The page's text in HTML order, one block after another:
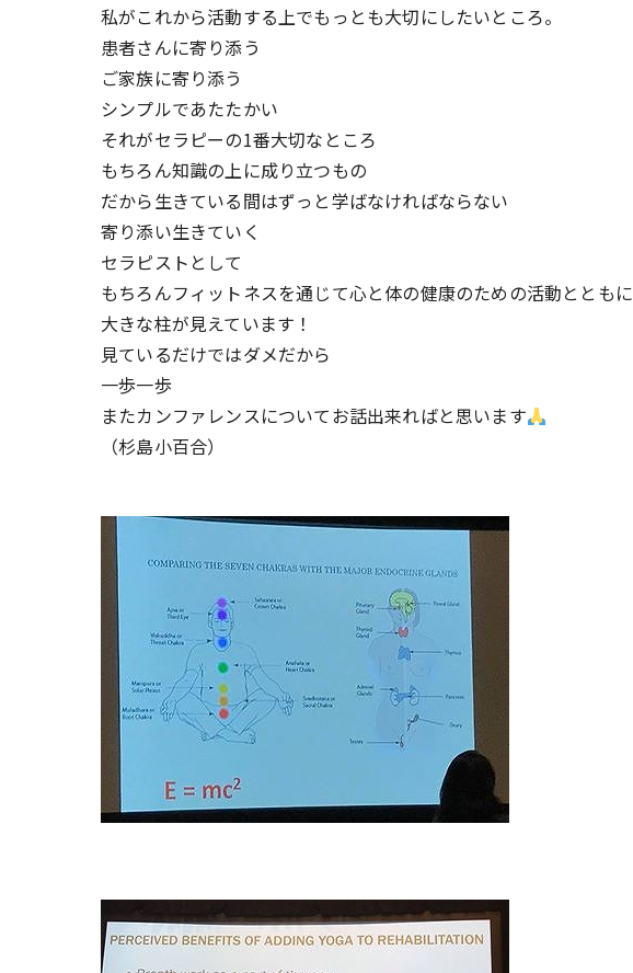
私がこれから活動する上でもっとも大切にしたいところ。
患者さんに寄り添う
ご家族に寄り添う
シンプルであたたかい
それがセラピーの1番大切なところ
もちろん知識の上に成り立つもの
だから生きている間はずっと学ばなければならない
寄り添い生きていく
セラピストとして
もちろんフィットネスを通じて心と体の健康のための活動とともに
大きな柱が見えています！
見ているだけではダメだから
一歩一歩
またカンファレンスについてお話出来ればと思います
（杉島小百合）